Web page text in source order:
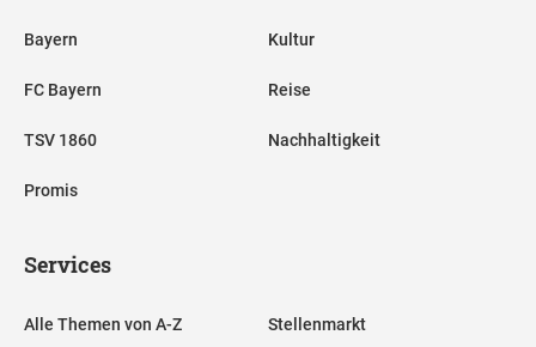
Bayern
FC Bayern
TSV 1860
Promis
Kultur
Reise
Nachhaltigkeit
Services
Alle Themen von A-Z Stellenmarkt